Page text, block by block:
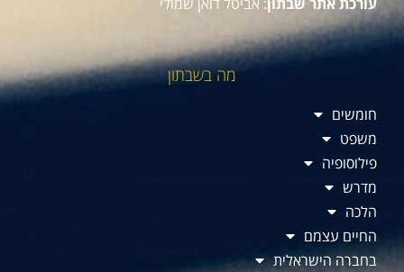
מה בשבתון
חומשים
משפט
פילוסופיה
מדרש
הלכה
החיים עצמם
בחברה הישראלית